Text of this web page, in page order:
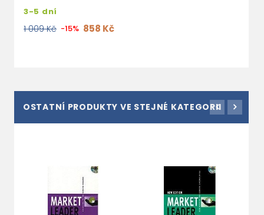
3-5 dní
1 009 Kč -15% 858 Kč
OSTATNÍ PRODUKTY VE STEJNÉ KATEGORII